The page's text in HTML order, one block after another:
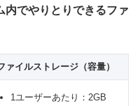
内でやりとりできるファ
ァイルストレージ（容量）
1ユーザーあたり：2GB